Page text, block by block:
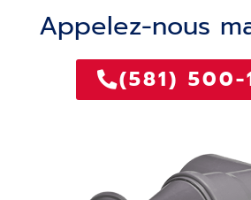
Appelez-nous
(581) 500-